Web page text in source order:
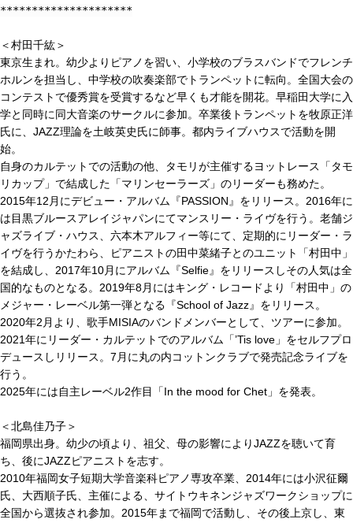
*********************
＜村田千紘＞
東京生まれ。幼少よりピアノを習い、小学校のブラスバンドでフレンチ
ホルンを担当し、中学校の吹奏楽部でトランペットに転向。全国大会の
コンテストで優秀賞を受賞するなど早くも才能を開花。早稲田大学に入
学と同時に同大音楽のサークルに参加。卒業後トランペットを牧原正洋
氏に、JAZZ理論を土岐英史氏に師事。都内ライブハウスで活動を開
始。
自身のカルテットでの活動の他、タモリが主催するヨットレース「タモ
リカップ」で結成した「マリンセーラーズ」のリーダーも務めた。
2015年12月にデビュー・アルバム『PASSION』をリリース。2016年に
は目黒ブルースアレイジャパンにてマンスリー・ライヴを行う。老舗ジ
ャズライブ・ハウス、六本木アルフィー等にて、定期的にリーダー・ラ
イヴを行うかたわら、ピアニストの田中菜緒子とのユニット「村田中」
を結成し、2017年10月にアルバム『Selfie』をリリースしその人気は全
国的なものとなる。2019年8月にはキング・レコードより「村田中」の
メジャー・レーベル第一弾となる『School of Jazz』をリリース。
2020年2月より、歌手MISIAのバンドメンバーとして、ツアーに参加。
2021年にリーダー・カルテットでのアルバム「’Tis love」をセルフプロ
デュースしリリース。7月に丸の内コットンクラブで発売記念ライブを
行う。
2025年には自主レーベル2作目「In the mood for Chet」を発表。
＜北島佳乃子＞
福岡県出身。幼少の頃より、祖父、母の影響によりJAZZを聴いて育
ち、後にJAZZピアニストを志す。
2010年福岡女子短期大学音楽科ピアノ専攻卒業、2014年には小沢征爾
氏、大西順子氏、主催による、サイトウキネンジャズワークショップに
全国から選抜され参加。2015年まで福岡で活動し、その後上京し、東